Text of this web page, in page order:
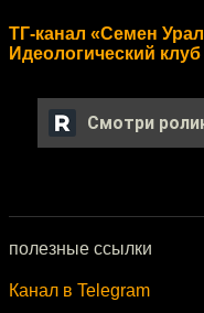
ТГ-канал «Семен
Идеологический
Смотри
полезные ссылки
Канал в Telegram